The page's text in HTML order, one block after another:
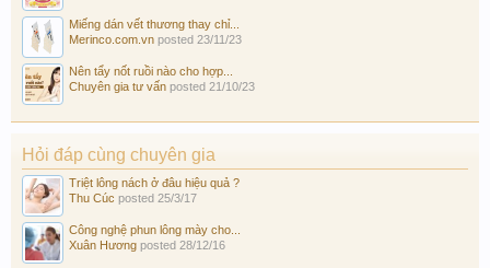
Miếng dán vết thương thay chỉ...
Merinco.com.vn posted 23/11/23
Nên tẩy nốt ruồi nào cho hợp...
Chuyên gia tư vấn posted 21/10/23
Hỏi đáp cùng chuyên gia
Triệt lông nách ở đâu hiệu quả ?
Thu Cúc posted 25/3/17
Công nghệ phun lông mày cho...
Xuân Hương posted 28/12/16